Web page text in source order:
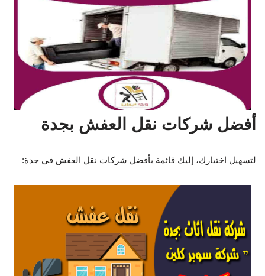
أفضل شركات نقل العفش بجدة
لتسهيل اختيارك، إليك قائمة بأفضل شركات نقل العفش في جدة: